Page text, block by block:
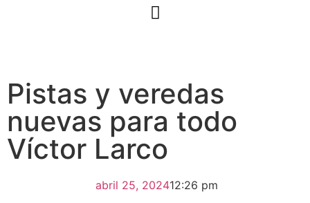
Pistas y veredas
nuevas para todo
Víctor Larco
abril 25, 202412:26 pm